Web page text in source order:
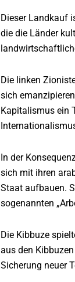
Dieser Landkauf
die die Länder
Die linken
sich
Kapitalismus ein
In der
sich mit ihren
Staat aufbauen.
sogenannten
Die Kibbuze
aus den
Sicherung neuer